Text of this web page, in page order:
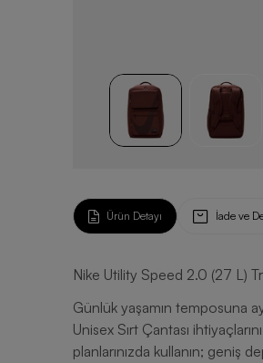
Ürün Detayı İade ve
Nike Utility Speed 2.0 (27 L)
Günlük yaşamın temposuna
Unisex Sırt Çantası
planlarınızda kullanın; geniş